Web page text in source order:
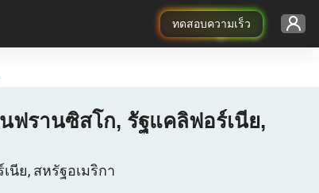
ทดสอบความเร็ว
ฟรานซิสโก, รัฐแคลิฟอร์เนีย,
นีย, สหรัฐอเมริกา